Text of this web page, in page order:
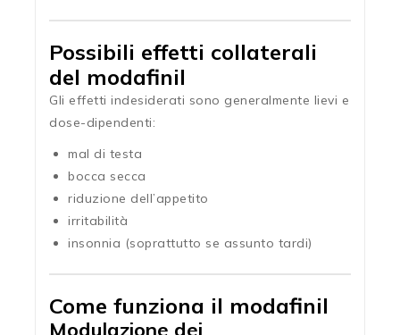
Possibili effetti collaterali
del modafinil
Gli effetti indesiderati sono generalmente lievi e
dose-dipendenti:
mal di testa
bocca secca
riduzione dell’appetito
irritabilità
insonnia (soprattutto se assunto tardi)
Come funziona il modafinil
Modulazione dei